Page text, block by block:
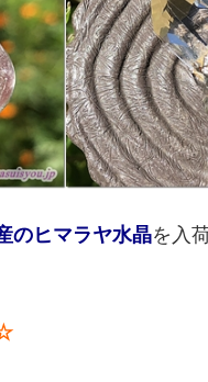
のヒマラヤ水晶を入